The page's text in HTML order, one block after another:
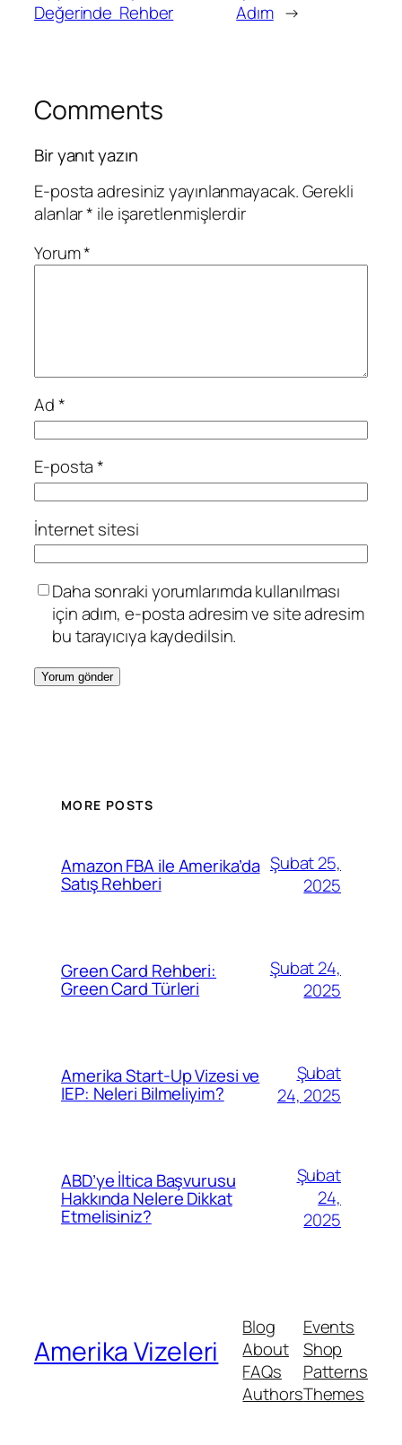
Değerinde Rehber
Adım →
Comments
Bir yanıt yazın
E-posta adresiniz yayınlanmayacak.Gerekli
alanlar* ile işaretlenmişlerdir
Yorum*
Ad*
E-posta*
İnternet sitesi
Daha sonraki yorumlarımda kullanılması
için adım, e-posta adresim ve site adresim
bu tarayıcıya kaydedilsin.
MORE POSTS
Amazon FBA ile Amerika’da
Satış Rehberi
Şubat 25,
2025
Green Card Rehberi:
Green Card Türleri
Şubat 24,
2025
Amerika Start-Up Vizesi ve
IEP: Neleri Bilmeliyim?
Şubat
24, 2025
ABD’ye İltica Başvurusu
Hakkında Nelere Dikkat
Etmelisiniz?
Şubat
24,
2025
Amerika Vizeleri
Blog
About
FAQs
Authors
Events
Shop
Patterns
Themes